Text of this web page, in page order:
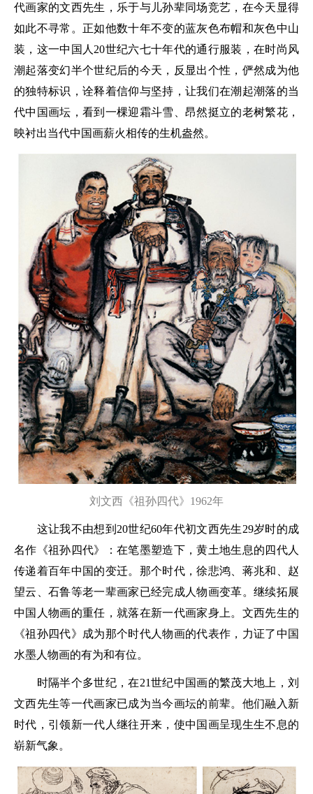
代画家的文西先生，乐于与儿孙辈同场竞艺，在今天显得
如此不寻常。正如他数十年不变的蓝灰色布帽和灰色中山
装，这一中国人20世纪六七十年代的通行服装，在时尚风
潮起落变幻半个世纪后的今天，反显出个性，俨然成为他
的独特标识，诠释着信仰与坚持，让我们在潮起潮落的当
代中国画坛，看到一棵迎霜斗雪、昂然挺立的老树繁花，
映衬出当代中国画薪火相传的生机盎然。
刘文西《祖孙四代》1962年
这让我不由想到20世纪60年代初文西先生29岁时的成
名作《祖孙四代》：在笔墨塑造下，黄土地生息的四代人
传递着百年中国的变迁。那个时代，徐悲鸿、蒋兆和、赵
望云、石鲁等老一辈画家已经完成人物画变革。继续拓展
中国人物画的重任，就落在新一代画家身上。文西先生的
《祖孙四代》成为那个时代人物画的代表作，力证了中国
水墨人物画的有为和有位。
时隔半个多世纪，在21世纪中国画的繁茂大地上，刘
文西先生等一代画家已成为当今画坛的前辈。他们融入新
时代，引领新一代人继往开来，使中国画呈现生生不息的
崭新气象。